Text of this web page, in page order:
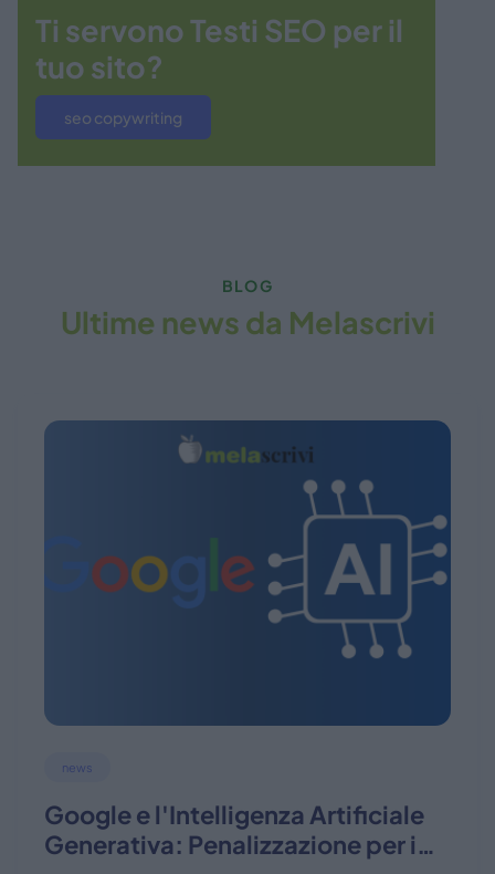
Ti servono Testi SEO per il
tuo sito?
seo copywriting
BLOG
Ultime news da Melascrivi
news
Google e l'Intelligenza Artificiale
Generativa: Penalizzazione per i